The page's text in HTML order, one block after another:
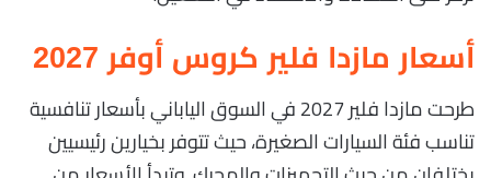
أسعار مازدا فلير كروس أوفر 2027
طرحت مازدا فلير 2027 في السوق الياباني بأسعار تنافسية
تناسب فئة السيارات الصغيرة، حيث تتوفر بخيارين رئيسيين